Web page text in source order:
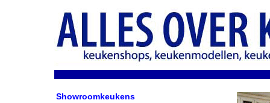
Showroomkeukens